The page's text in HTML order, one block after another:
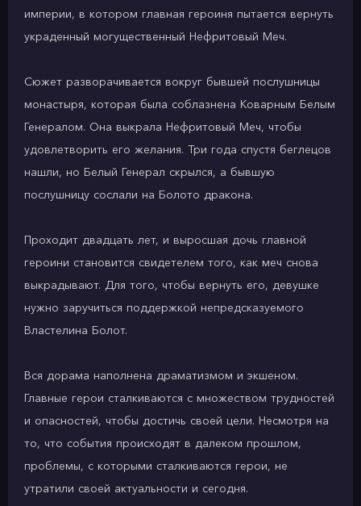
империи, в котором главная героиня пытается вернуть
украденный могущественный Нефритовый Меч.
Сюжет разворачивается вокруг бывшей послушницы
монастыря, которая была соблазнена Коварным Белым
Генералом. Она выкрала Нефритовый Меч, чтобы
удовлетворить его желания. Три года спустя беглецов
нашли, но Белый Генерал скрылся, а бывшую
послушницу сослали на Болото дракона.
Проходит двадцать лет, и выросшая дочь главной
героини становится свидетелем того, как меч снова
выкрадывают. Для того, чтобы вернуть его, девушке
нужно заручиться поддержкой непредсказуемого
Властелина Болот.
Вся дорама наполнена драматизмом и экшеном.
Главные герои сталкиваются с множеством трудностей
и опасностей, чтобы достичь своей цели. Несмотря на
то, что события происходят в далеком прошлом,
проблемы, с которыми сталкиваются герои, не
утратили своей актуальности и сегодня.